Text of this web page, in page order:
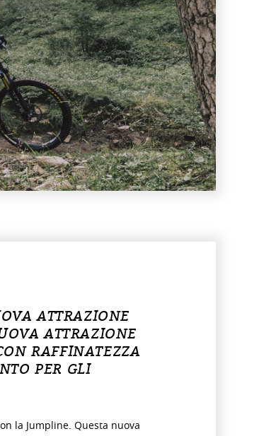
ATTRAZIONE
ATTRAZIONE
RAFFINATEZZA
PER GLI
la Jumpline. Questa nuova